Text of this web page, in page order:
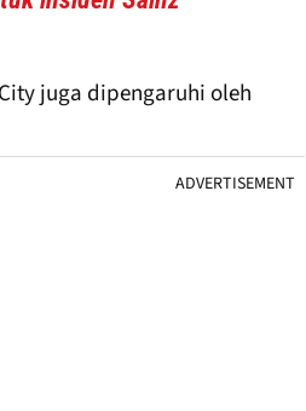
juga dipengaruhi oleh
ADVERTISEMENT